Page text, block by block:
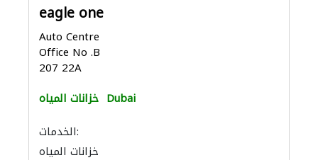
eagle one
Auto Centre
Office No .B
207 22A
خزانات المياه Dubai
الخدمات:
خزانات المياه